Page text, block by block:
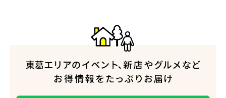
#教えたい／教えて投稿記事